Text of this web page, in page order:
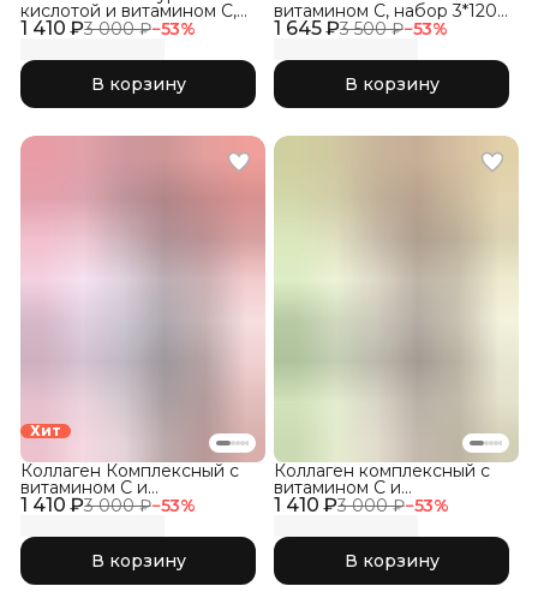
1 410 ₽3 000 ₽−53%
кислотой и витамином С,
Без ароматизаторов, 300г
В корзину
1 645 ₽3 500 ₽−53%
витамином C, набор 3*120
капсул
В корзину
Хит
1 410 ₽3 000 ₽−53%
Коллаген Комплексный с
витамином C и
гиалуроновой кислотой,
В корзину
1 410 ₽3 000 ₽−53%
Коллаген комплексный с
витамином C и
гиалуроновой кислотой,
В корзину